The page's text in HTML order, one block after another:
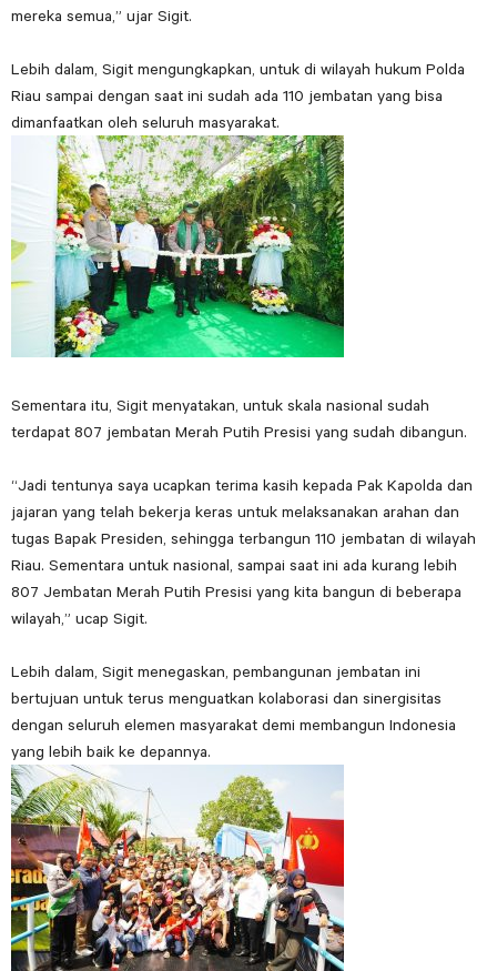
mereka semua,” ujar Sigit.
Lebih dalam, Sigit mengungkapkan, untuk di wilayah hukum Polda
Riau sampai dengan saat ini sudah ada 110 jembatan yang bisa
dimanfaatkan oleh seluruh masyarakat.
Sementara itu, Sigit menyatakan, untuk skala nasional sudah
terdapat 807 jembatan Merah Putih Presisi yang sudah dibangun.
“Jadi tentunya saya ucapkan terima kasih kepada Pak Kapolda dan
jajaran yang telah bekerja keras untuk melaksanakan arahan dan
tugas Bapak Presiden, sehingga terbangun 110 jembatan di wilayah
Riau. Sementara untuk nasional, sampai saat ini ada kurang lebih
807 Jembatan Merah Putih Presisi yang kita bangun di beberapa
wilayah,” ucap Sigit.
Lebih dalam, Sigit menegaskan, pembangunan jembatan ini
bertujuan untuk terus menguatkan kolaborasi dan sinergisitas
dengan seluruh elemen masyarakat demi membangun Indonesia
yang lebih baik ke depannya.